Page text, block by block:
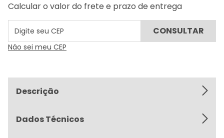
Calcular o valor do frete e prazo de entrega
Não sei meu CEP
Descrição
Dados Técnicos